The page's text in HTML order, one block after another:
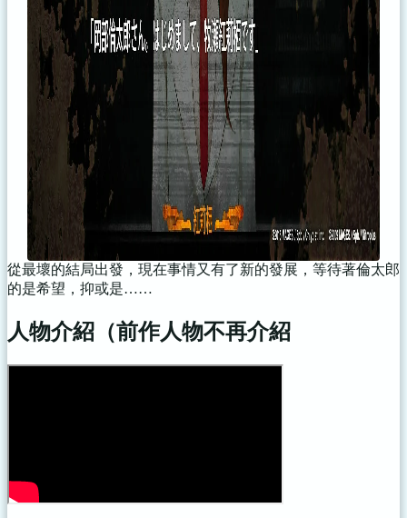
從最壞的結局出發，現在事情又有了新的發展，等待著倫太郎
的是希望，抑或是……
人物介紹（前作人物不再介紹